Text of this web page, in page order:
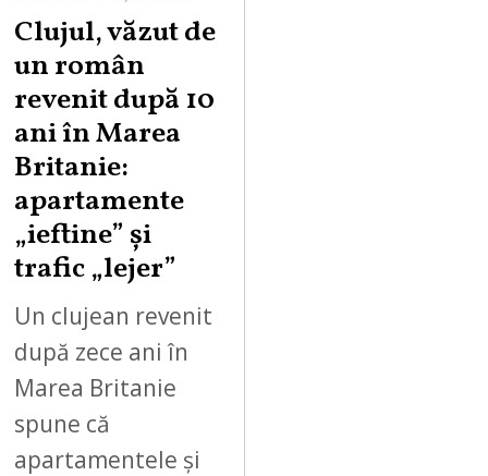
Clujul, văzut de
un român
revenit după 10
ani în Marea
Britanie:
apartamente
„ieftine” și
trafic „lejer”
Un clujean revenit
după zece ani în
Marea Britanie
spune că
apartamentele și